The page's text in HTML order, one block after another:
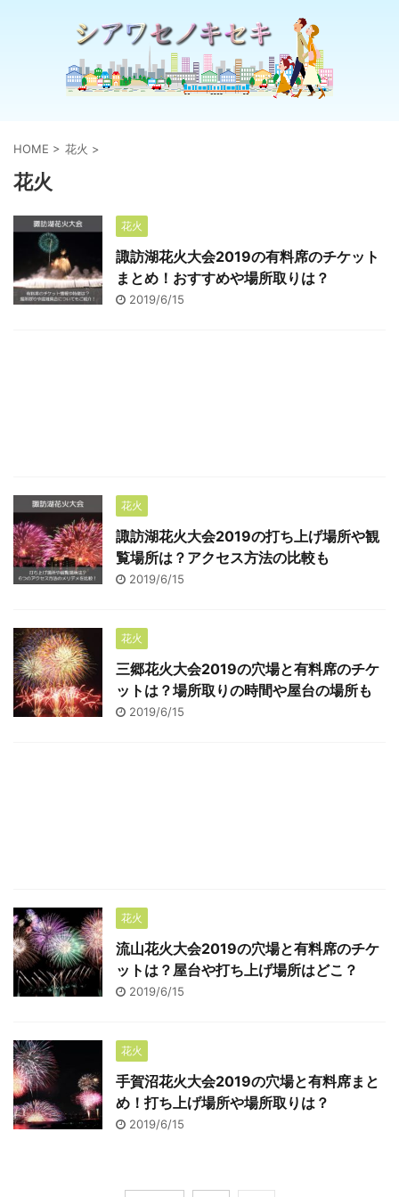
HOME > 花火 >
花火
花火
諏訪湖花火大会2019の有料席のチケット
まとめ！おすすめや場所取りは？
2019/6/15
花火
諏訪湖花火大会2019の打ち上げ場所や観
覧場所は？アクセス方法の比較も
2019/6/15
花火
三郷花火大会2019の穴場と有料席のチケ
ットは？場所取りの時間や屋台の場所も
2019/6/15
花火
流山花火大会2019の穴場と有料席のチケ
ットは？屋台や打ち上げ場所はどこ？
2019/6/15
花火
手賀沼花火大会2019の穴場と有料席まと
め！打ち上げ場所や場所取りは？
2019/6/15